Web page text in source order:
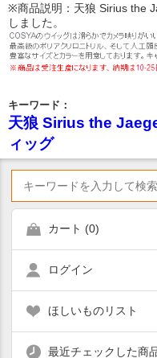
※商品説明：天狼 Sirius the
しました。
キーワード：
天狼 Sirius the
ィッグ
カート (0)
ログイン
ほしいものリスト
最近チェックした商